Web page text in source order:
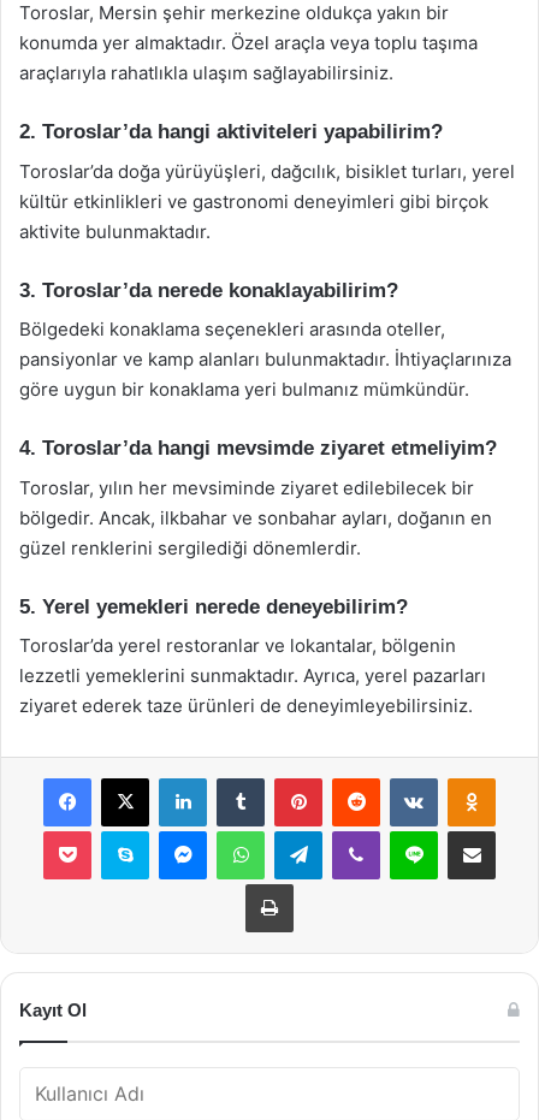
Toroslar, Mersin şehir merkezine oldukça yakın bir
konumda yer almaktadır. Özel araçla veya toplu taşıma
araçlarıyla rahatlıkla ulaşım sağlayabilirsiniz.
2. Toroslar’da hangi aktiviteleri yapabilirim?
Toroslar’da doğa yürüyüşleri, dağcılık, bisiklet turları, yerel
kültür etkinlikleri ve gastronomi deneyimleri gibi birçok
aktivite bulunmaktadır.
3. Toroslar’da nerede konaklayabilirim?
Bölgedeki konaklama seçenekleri arasında oteller,
pansiyonlar ve kamp alanları bulunmaktadır. İhtiyaçlarınıza
göre uygun bir konaklama yeri bulmanız mümkündür.
4. Toroslar’da hangi mevsimde ziyaret etmeliyim?
Toroslar, yılın her mevsiminde ziyaret edilebilecek bir
bölgedir. Ancak, ilkbahar ve sonbahar ayları, doğanın en
güzel renklerini sergilediği dönemlerdir.
5. Yerel yemekleri nerede deneyebilirim?
Toroslar’da yerel restoranlar ve lokantalar, bölgenin
lezzetli yemeklerini sunmaktadır. Ayrıca, yerel pazarları
ziyaret ederek taze ürünleri de deneyimleyebilirsiniz.
Facebook
X LinkedInTumblr PinterestReddit VKontakte
Pocket Skype MessengerWhatsAppTelegramViber Line E-Posta ile
Yazdır
Kayıt Ol